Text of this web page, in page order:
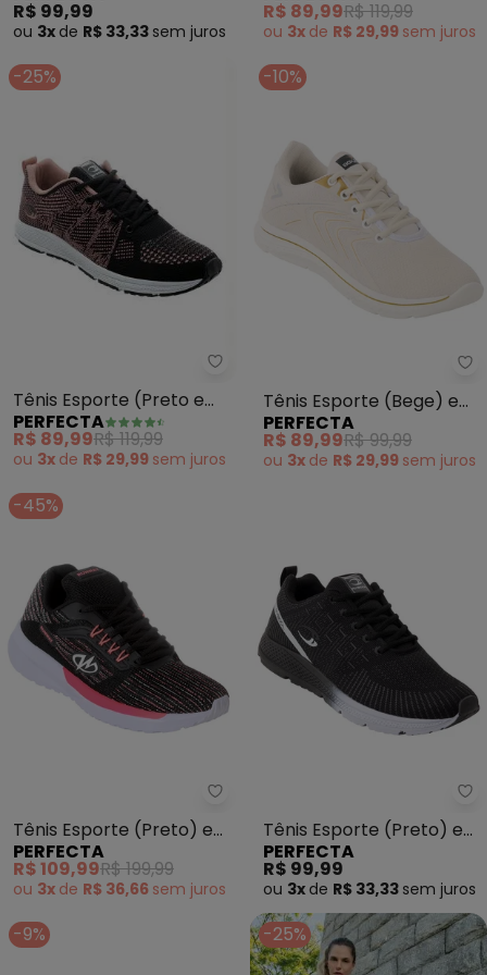
R$ 99,99
ou 3x de R$ 33,33 sem juros
R$ 89,99R$ 119,99
ou 3x de R$ 29,99 sem juros
-25%
Perfecta - Tênis Esporte
Tênis Esporte (Preto e
Rose) em Tecido
PERFECTA
R$ 89,99R$ 119,99
ou 3x de R$ 29,99 sem juros
-10%
Tênis Esporte (Bege) em
Tecido
PERFECTA
R$ 89,99R$ 99,99
ou 3x de R$ 29,99 sem juros
-45%
Perfecta - Tênis Esporte
Tênis Esporte (Preto) em
Tecido
PERFECTA
R$ 109,99R$ 199,99
ou 3x de R$ 36,66 sem juros
Tênis Esporte (Preto) em
Tecido
PERFECTA
R$ 99,99
ou 3x de R$ 33,33 sem juros
-9% -25%